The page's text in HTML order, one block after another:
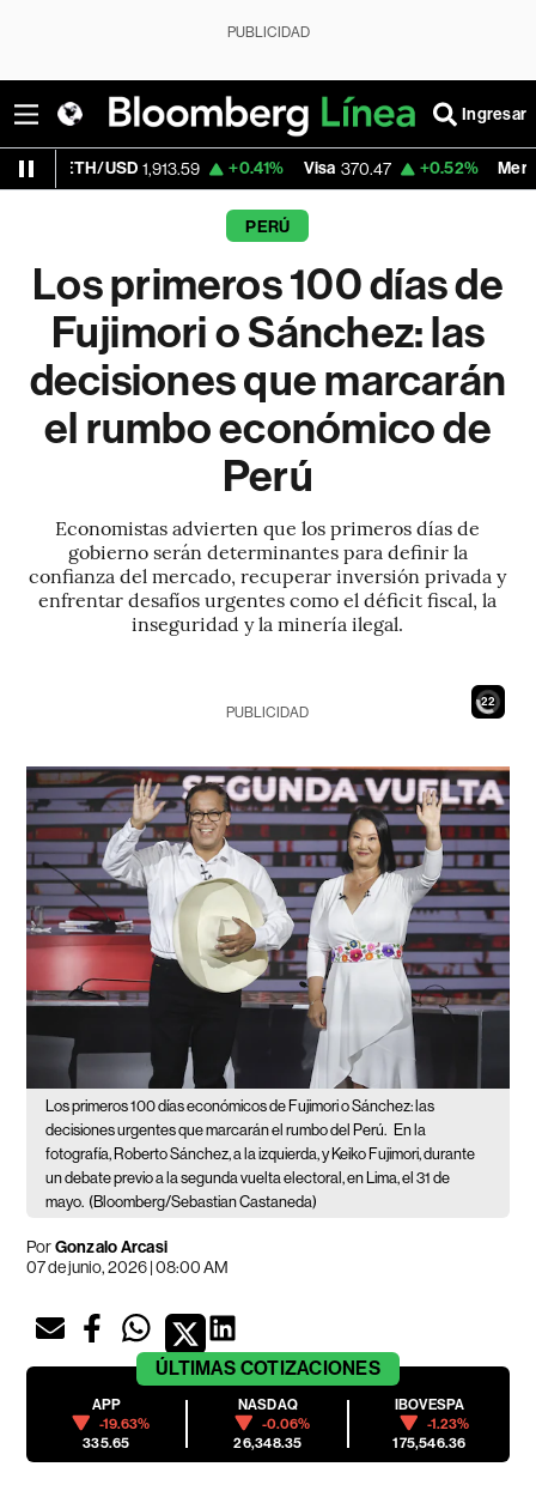
PUBLICIDAD
Ingresar
1,913.59 +0.41% Visa 370.47 +0.52% MercadoLibre
PERÚ
Los primeros 100 días de
Fujimori o Sánchez: las
decisiones que marcarán
el rumbo económico de
Perú
Economistas advierten que los primeros días de
gobierno serán determinantes para definir la
confianza del mercado, recuperar inversión privada y
enfrentar desafíos urgentes como el déficit fiscal, la
inseguridad y la minería ilegal.
20
PUBLICIDAD
Los primeros 100 días económicos de Fujimori o Sánchez: las
decisiones urgentes que marcarán el rumbo del Perú. En la
fotografía, Roberto Sánchez, a la izquierda, y Keiko Fujimori, durante
un debate previo a la segunda vuelta electoral, en Lima, el 31 de
mayo. (Bloomberg/Sebastian Castaneda)
PorGonzalo Arcasi
07 de junio, 2026 | 08:00 AM
ÚLTIMAS COTIZACIONES
APP
-19.63%
335.65
NASDAQ
-0.06%
26,348.35
IBOVESPA
-1.23%
175,546.36